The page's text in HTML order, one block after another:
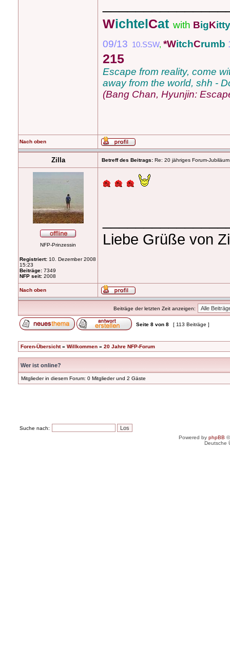
WichtelCat with BigKitty
09/13
10.SSW, *WitchCrumb
215
Escape from reality, come
away from the world, shh -
(Bang Chan, Hyunjin:
Nach oben
Zilla Betreff des Beitrags: Re: 20 jähriges Forum-
NFP-Prinzessin
Registriert: 10. Dezember 2008
15:23
Beiträge: 7349
NFP seit: 2008
Liebe Grüße von
Nach oben
Beiträge der letzten Zeit anzeigen:
Seite 8 von 8 [ 113 Beiträge ]
Foren-Übersicht» Willkommen » 20 Jahre NFP-Forum
Wer ist online?
Mitglieder in diesem Forum: 0 Mitglieder und 2 Gäste
Suche nach:
Powered by phpBB
Deutsche